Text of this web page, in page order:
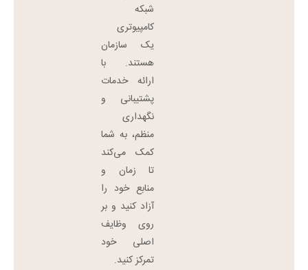
شبکه
کامپیوتری
یک سازمان
هستند. با
ارائه خدمات
پشتیبانی و
نگهداری
منظم، به شما
کمک می‌کند
تا زمان و
منابع خود را
آزاد کنید و بر
روی وظایف
اصلی خود
تمرکز کنید.